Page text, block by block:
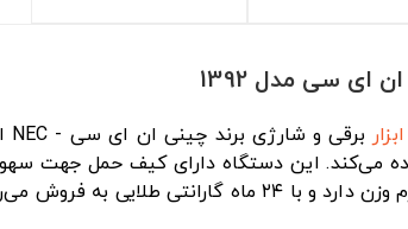
ای سی مدل 1392
ابزار برقی و شارژی برند چینی ان ای سی - NEC است. این